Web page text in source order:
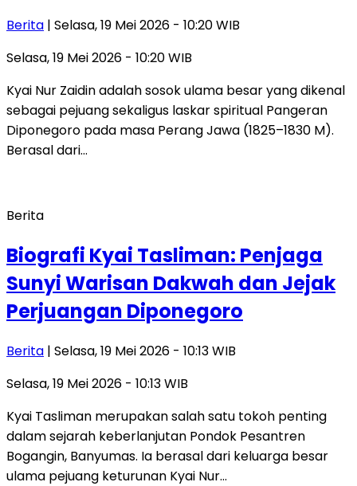
Berita | Selasa, 19 Mei 2026 - 10:20 WIB
Selasa, 19 Mei 2026 - 10:20 WIB
Kyai Nur Zaidin adalah sosok ulama besar yang dikenal
sebagai pejuang sekaligus laskar spiritual Pangeran
Diponegoro pada masa Perang Jawa (1825–1830 M).
Berasal dari…
Berita
Biografi Kyai Tasliman: Penjaga
Sunyi Warisan Dakwah dan Jejak
Perjuangan Diponegoro
Berita | Selasa, 19 Mei 2026 - 10:13 WIB
Selasa, 19 Mei 2026 - 10:13 WIB
Kyai Tasliman merupakan salah satu tokoh penting
dalam sejarah keberlanjutan Pondok Pesantren
Bogangin, Banyumas. Ia berasal dari keluarga besar
ulama pejuang keturunan Kyai Nur…